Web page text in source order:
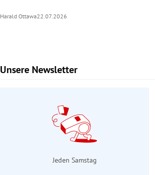
Harald Ottawa22.07.2026
Unsere Newsletter
Slide 1 von 9
Jeden Samstag